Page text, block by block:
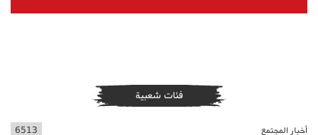
فئات شعبية
أخبار المجتمع 6513